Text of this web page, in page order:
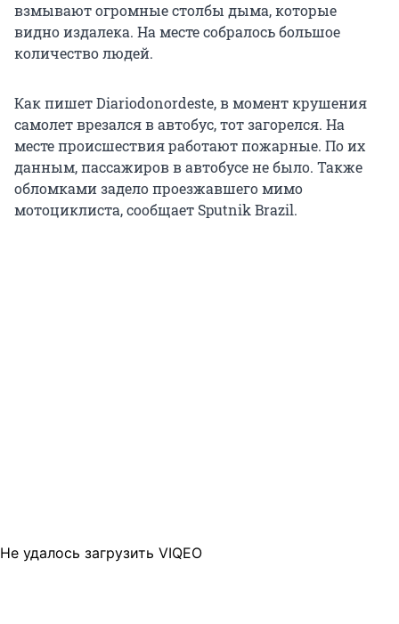
взмывают огромные столбы дыма, которые
видно издалека. На месте собралось большое
количество людей.
Как пишет Diariodonordeste, в момент крушения
самолет врезался в автобус, тот загорелся. На
месте происшествия работают пожарные. По их
данным, пассажиров в автобусе не было. Также
обломками задело проезжавшего мимо
мотоциклиста, сообщает Sputnik Brazil.
Не удалось загрузить VIQEO